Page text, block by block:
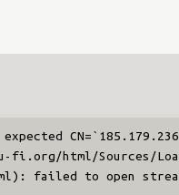
fi.org/html/Sources/
failed to open